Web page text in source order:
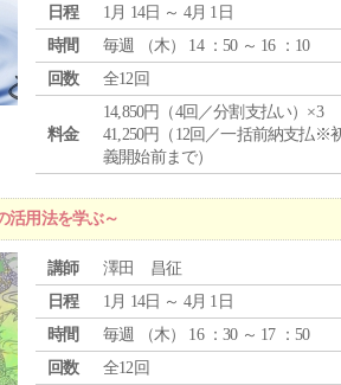
日程
1月 14日 ～ 4月 1日
時間
毎週 （木） 14 ：50 ～ 16 ：10
回数
全12回
料金
14,850円（4回／分割支払い）×3
41,250円（12回／一括前納支払※
義開始前まで）
用法を学ぶ～
講師
澤田 昌征
日程
1月 14日 ～ 4月 1日
時間
毎週 （木） 16 ：30 ～ 17 ：50
回数
全12回